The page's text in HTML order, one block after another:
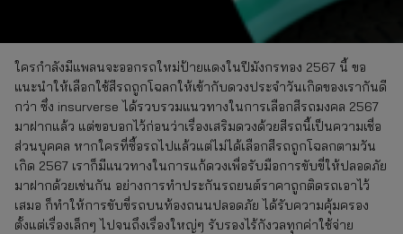
ใครกำลังมีแพลนจะออกรถใหม่ป้ายแดงในปีมังกรทอง 2567 นี้ ขอ
แนะนำให้เลือกใช้สีรถถูกโฉลกให้เข้ากับดวงประจำวันเกิดของเรากันดี
กว่า ซึ่ง insurverse ได้รวบรวมแนวทางในการเลือกสีรถมงคล 2567
มาฝากแล้ว แต่ขอบอกไว้ก่อนว่าเรื่องเสริมดวงด้วยสีรถนี้เป็นความเชื่อ
ส่วนบุคคล หากใครที่ซื้อรถไปแล้วแต่ไม่ได้เลือกสีรถถูกโฉลกตามวัน
เกิด 2567 เราก็มีแนวทางในการแก้ดวงเพื่อรับมือการขับขี่ให้ปลอดภัย
มาฝากด้วยเช่นกัน อย่างการทำประกันรถยนต์ราคาถูกติดรถเอาไว้
เสมอ ก็ทำให้การขับขี่รถบนท้องถนนปลอดภัย ได้รับความคุ้มครอง
ตั้งแต่เรื่องเล็กๆ ไปจนถึงเรื่องใหญ่ๆ รับรองไร้กังวลทุกค่าใช้จ่าย